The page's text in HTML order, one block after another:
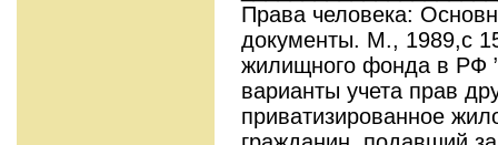
Права человека:
документы. М., 1989,c
жилищного фонда в РФ
варианты учета прав
приватизированное